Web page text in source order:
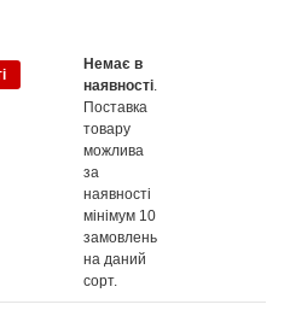
Немає в
наявності.
Поставка
товару
можлива
за
наявності
мінімум 10
замовлень
на даний
сорт.